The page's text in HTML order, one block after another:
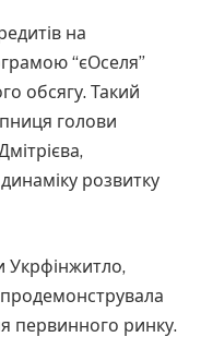
на
“єОселя”
обсягу. Такий
голови
розвитку
Укрфінжитло,
первинного ринку.